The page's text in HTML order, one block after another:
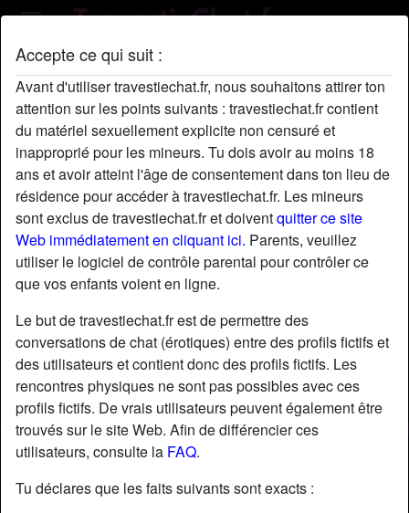
Accepte ce qui suit :
Avant d'utiliser travestiechat.fr, nous souhaitons attirer ton
attention sur les points suivants : travestiechat.fr contient
du matériel sexuellement explicite non censuré et
inapproprié pour les mineurs. Tu dois avoir au moins 18
ans et avoir atteint l'âge de consentement dans ton lieu de
résidence pour accéder à travestiechat.fr. Les mineurs
sont exclus de travestiechat.fr et doiventquitter ce site
Web immédiatement en cliquant ici. Parents, veuillez
utiliser le logiciel de contrôle parental pour contrôler ce
que vos enfants voient en ligne.
Le but de travestiechat.fr est de permettre des
conversations de chat (érotiques) entre des profils fictifs et
des utilisateurs et contient donc des profils fictifs. Les
rencontres physiques ne sont pas possibles avec ces
profils fictifs. De vrais utilisateurs peuvent également être
trouvés sur le site Web. Afin de différencier ces
utilisateurs, consulte la FAQ.
Tu déclares que les faits suivants sont exacts :
Profil de Coolguy
starAjouter chatDiscuter !